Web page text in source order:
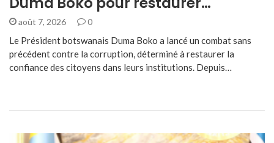
août 7, 2026 0
Le Président botswanais Duma Boko a lancé un combat sans
précédent contre la corruption, déterminé à restaurer la
confiance des citoyens dans leurs institutions. Depuis…